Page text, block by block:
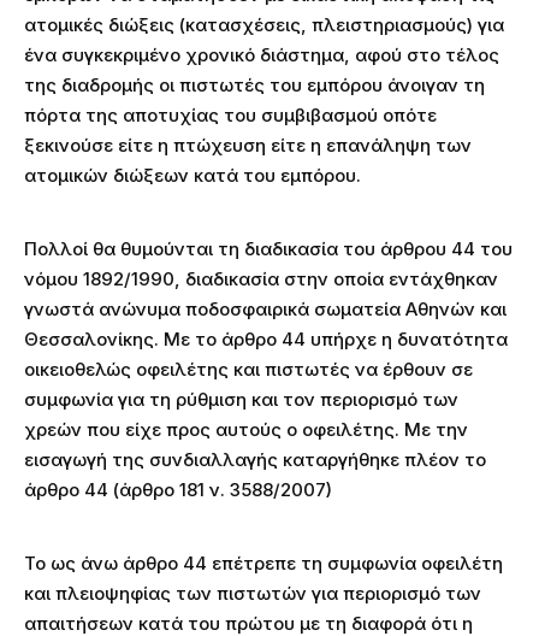
ατομικές διώξεις (κατασχέσεις, πλειστηριασμούς) για
ένα συγκεκριμένο χρονικό διάστημα, αφού στο τέλος
της διαδρομής οι πιστωτές του εμπόρου άνοιγαν τη
πόρτα της αποτυχίας του συμβιβασμού οπότε
ξεκινούσε είτε η πτώχευση είτε η επανάληψη των
ατομικών διώξεων κατά του εμπόρου.
Πολλοί θα θυμούνται τη διαδικασία του άρθρου 44 του
νόμου 1892/1990, διαδικασία στην οποία εντάχθηκαν
γνωστά ανώνυμα ποδοσφαιρικά σωματεία Αθηνών και
Θεσσαλονίκης. Με το άρθρο 44 υπήρχε η δυνατότητα
οικειοθελώς οφειλέτης και πιστωτές να έρθουν σε
συμφωνία για τη ρύθμιση και τον περιορισμό των
χρεών που είχε προς αυτούς ο οφειλέτης. Με την
εισαγωγή της συνδιαλλαγής καταργήθηκε πλέον το
άρθρο 44 (άρθρο 181 ν. 3588/2007)
Το ως άνω άρθρο 44 επέτρεπε τη συμφωνία οφειλέτη
και πλειοψηφίας των πιστωτών για περιορισμό των
απαιτήσεων κατά του πρώτου με τη διαφορά ότι η